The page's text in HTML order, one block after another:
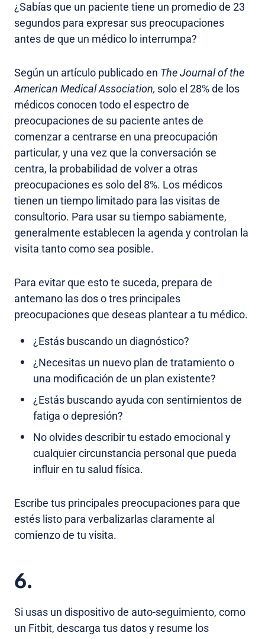
¿Sabías que un paciente tiene un promedio de 23
segundos para expresar sus preocupaciones
antes de que un médico lo interrumpa?
Según un artículo publicado en The Journal of the
American Medical Association, solo el 28% de los
médicos conocen todo el espectro de
preocupaciones de su paciente antes de
comenzar a centrarse en una preocupación
particular, y una vez que la conversación se
centra, la probabilidad de volver a otras
preocupaciones es solo del 8%. Los médicos
tienen un tiempo limitado para las visitas de
consultorio. Para usar su tiempo sabiamente,
generalmente establecen la agenda y controlan la
visita tanto como sea posible.
Para evitar que esto te suceda, prepara de
antemano las dos o tres principales
preocupaciones que deseas plantear a tu médico.
¿Estás buscando un diagnóstico?
¿Necesitas un nuevo plan de tratamiento o
una modificación de un plan existente?
¿Estás buscando ayuda con sentimientos de
fatiga o depresión?
No olvides describir tu estado emocional y
cualquier circunstancia personal que pueda
influir en tu salud física.
Escribe tus principales preocupaciones para que
estés listo para verbalizarlas claramente al
comienzo de tu visita.
6.
Si usas un dispositivo de auto-seguimiento, como
un Fitbit, descarga tus datos y resume los